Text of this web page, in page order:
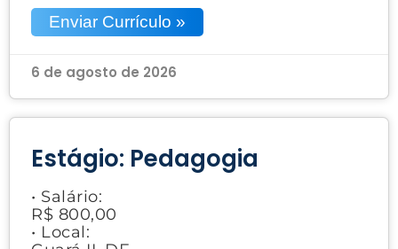
Enviar Currículo »
6 de agosto de 2026
Estágio: Pedagogia
• Salário:
R$ 800,00
• Local: